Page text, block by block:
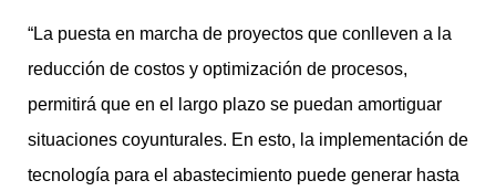
“La puesta en marcha de proyectos que conlleven a la
reducción de costos y optimización de procesos,
permitirá que en el largo plazo se puedan amortiguar
situaciones coyunturales. En esto, la implementación de
tecnología para el abastecimiento puede generar hasta